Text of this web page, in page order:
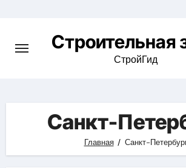
content
Строительная
СтройГид
Санкт-
Главная Санкт-